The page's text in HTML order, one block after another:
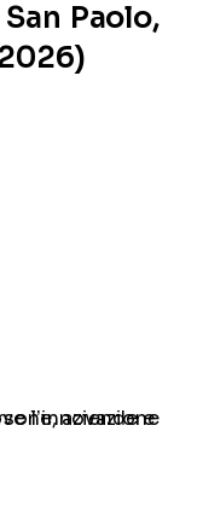
Paolo,